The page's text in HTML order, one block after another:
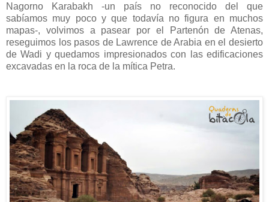
Nagorno Karabakh -un país no reconocido del que
sabíamos muy poco y que todavía no figura en muchos
mapas-, volvimos a pasear por el Partenón de Atenas,
reseguimos los pasos de Lawrence de Arabia en el desierto
de Wadi y quedamos impresionados con las edificaciones
excavadas en la roca de la mítica Petra.